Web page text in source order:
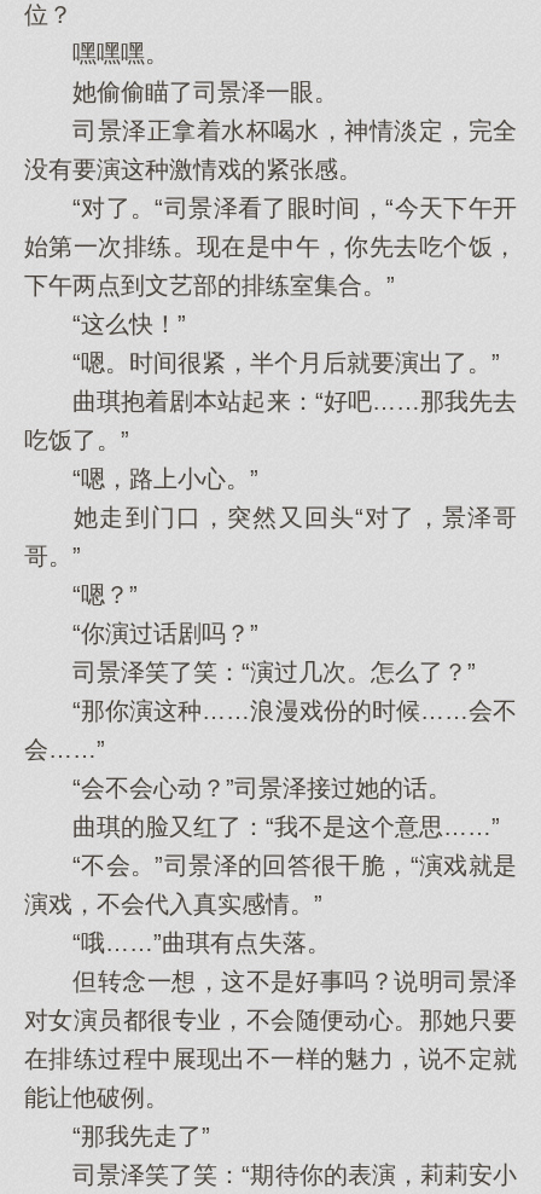
位？
嘿嘿嘿。
她偷偷瞄了司景泽一眼。
司景泽正拿着水杯喝水，神情淡定，完全
没有要演这种激情戏的紧张感。
“对了。“司景泽看了眼时间，“今天下午开
始第一次排练。现在是中午，你先去吃个饭，
下午两点到文艺部的排练室集合。”
“这么快！”
“嗯。时间很紧，半个月后就要演出了。”
曲琪抱着剧本站起来：“好吧……那我先去
吃饭了。”
“嗯，路上小心。”
她走到门口，突然又回头“对了，景泽哥
哥。”
“嗯？”
“你演过话剧吗？”
司景泽笑了笑：“演过几次。怎么了？”
“那你演这种……浪漫戏份的时候……会不
会……”
“会不会心动？”司景泽接过她的话。
曲琪的脸又红了：“我不是这个意思……”
“不会。”司景泽的回答很干脆，“演戏就是
演戏，不会代入真实感情。”
“哦……”曲琪有点失落。
但转念一想，这不是好事吗？说明司景泽
对女演员都很专业，不会随便动心。那她只要
在排练过程中展现出不一样的魅力，说不定就
能让他破例。
“那我先走了”
司景泽笑了笑：“期待你的表演，莉莉安小